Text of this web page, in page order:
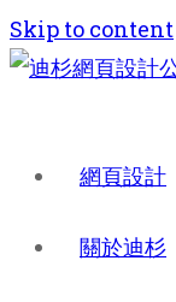
Skip to content
網頁設計
關於迪杉